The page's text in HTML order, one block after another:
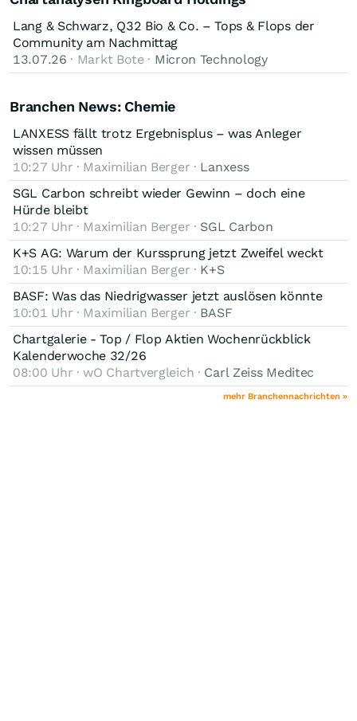
Lang & Schwarz, Q32 Bio & Co. – Tops & Flops der
Community am Nachmittag
13.07.26 · Markt Bote · Micron Technology
Branchen News: Chemie
LANXESS fällt trotz Ergebnisplus – was Anleger
wissen müssen
10:27 Uhr · Maximilian Berger · Lanxess
SGL Carbon schreibt wieder Gewinn – doch eine
Hürde bleibt
10:27 Uhr · Maximilian Berger · SGL Carbon
K+S AG: Warum der Kurssprung jetzt Zweifel weckt
10:15 Uhr · Maximilian Berger · K+S
BASF: Was das Niedrigwasser jetzt auslösen könnte
10:01 Uhr · Maximilian Berger · BASF
Chartgalerie - Top / Flop Aktien Wochenrückblick
Kalenderwoche 32/26
08:00 Uhr · wO Chartvergleich · Carl Zeiss Meditec
mehr Branchennachrichten »